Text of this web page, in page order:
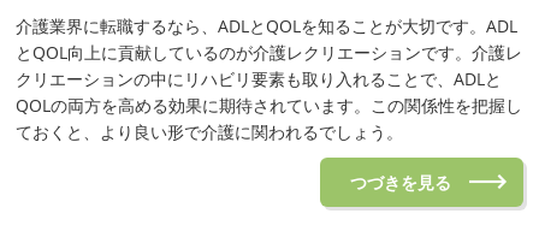
介護業界に転職するなら、ADLとQOLを知ることが大切です。ADL
とQOL向上に貢献しているのが介護レクリエーションです。介護レ
クリエーションの中にリハビリ要素も取り入れることで、ADLと
QOLの両方を高める効果に期待されています。この関係性を把握し
ておくと、より良い形で介護に関われるでしょう。
つづきを見る